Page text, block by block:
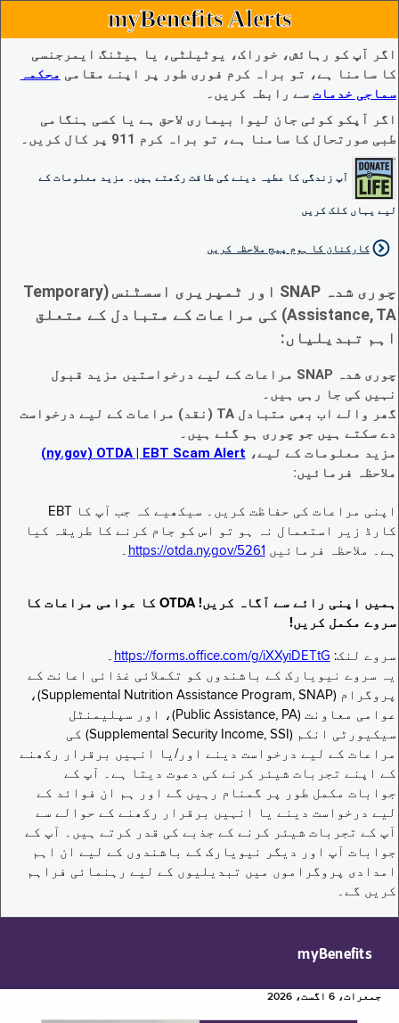
myBenefits Alerts
اگر آپ کو رہائش، خوراک، یوٹیلٹی، یا ہیٹنگ ایمرجنسی
کا سامنا ہے، تو براہ کرم فوری طور پر اپنے مقامی محکمہ
سماجی خدمات سے رابطہ کریں۔
اگر آپکو کوئی جان لیوا بیماری لاحق ہے یا کسی ہنگامی
طبی صورتحال کا سامنا ہے، تو براہ کرم 911 پر کال کریں۔
آپ زندگی کا عطیہ دینے کی طاقت رکھتے ہیں۔ مزید معلومات کے
لیے یہاں کلک کریں
کارکنان کا ہوم پیج ملاحظہ کریں
چوری شدہ SNAP اور ٹمپریری اسسٹنس (Temporary
Assistance, TA) کی مراعات کے متبادل کے متعلق
اہم تبدیلیاں:
چوری شدہ SNAP مراعات کے لیے درخواستیں مزید قبول
نہیں کی جا رہی ہیں۔
گھر والے اب بھی متبادل TA (نقد) مراعات کے لیے درخواست
دے سکتے ہیں جو چوری ہو گئے ہیں۔
مزید معلومات کے لیے، EBT Scam Alert ‏| OTDA ‏(ny.gov)
ملاحظہ فرمائیں:
اپنی مراعات کی حفاظت کریں۔ سیکھیے کہ جب آپ کا EBT
کارڈ زیر استعمال نہ ہو تو اس کو جام کرنے کا طریقہ کیا
ہے۔ ملاحظہ فرمائیں https://otda.ny.gov/5261 ۔
ہمیں اپنی رائے سے آگاہ کریں! OTDA کا عوامی مراعات کا
سروے مکمل کریں!
سروے لنک: https://forms.office.com/g/iXXyiDETtG ۔
یہ سروے نیویارک کے باشندوں کو تکملائی غذائی اعانت کے
پروگرام (Supplemental Nutrition Assistance Program, SNAP)،
عوامی معاونت (Public Assistance, PA)، اور سپلیمنٹل
سیکیورٹی انکم (Supplemental Security Income, SSI) کی
مراعات کے لیے درخواست دینے اور/یا انہیں برقرار رکھنے
کے اپنے تجربات شیئر کرنے کی دعوت دیتا ہے۔ آپ کے
جوابات مکمل طور پر گمنام رہیں گے اور ہم ان فوائد کے
لیے درخواست دینے یا انہیں برقرار رکھنے کے حوالے سے
آپ کے تجربات شیئر کرنے کے جذبے کی قدر کرتے ہیں۔ آپ کے
جوابات آپ اور دیگر نیویارک کے باشندوں کے لیے ان اہم
امدادی پروگراموں میں تبدیلیوں کے لیے رہنمائی فراہم
کریں گے۔
myBenefits
جمعرات، 6 اگست، 2026